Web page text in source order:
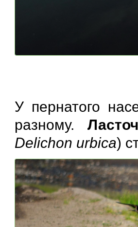
У пернатого
разному.
Delichon urbica)